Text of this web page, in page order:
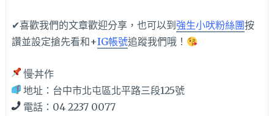
✔喜歡我們的文章歡迎分享，也可以到 強生小吠粉絲團按
讚並設定搶先看和+IG帳號追蹤我們哦！
慢·丼作
地址：台中市北屯區北平路三段125號
電話：04 2237 0077